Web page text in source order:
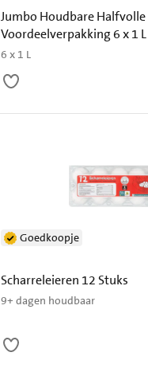
Jumbo Houdbare
Voordeelverpakking 6 x 1 L
6 x 1 L
Scharreleieren 12 Stuks
9+ dagen houdbaar
Goedkoopje